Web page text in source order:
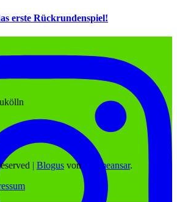
erste Rückrundenspiel!
| Blogus von Themeansar.